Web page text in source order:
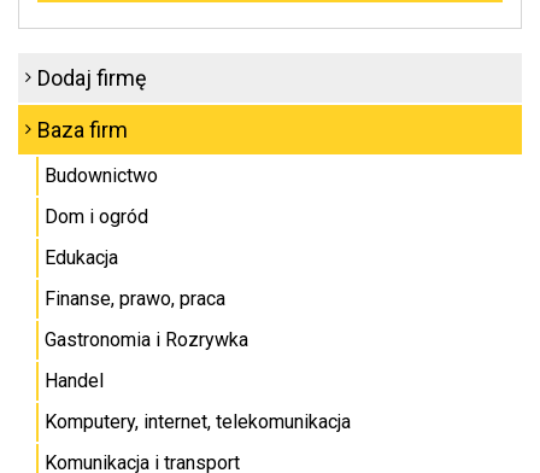
Dodaj firmę
Baza firm
Budownictwo
Dom i ogród
Edukacja
Finanse, prawo, praca
Gastronomia i Rozrywka
Handel
Komputery, internet, telekomunikacja
Komunikacja i transport